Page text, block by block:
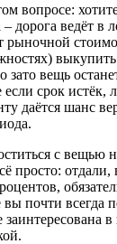
вопросе:
дорога ведёт в
рыночной
выкупить
зато вещь
срок истёк,
даётся шанс
с вещью
просто: отдали,
почти всегда
в